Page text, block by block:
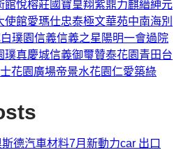
館悅榕莊國寶皇翔紫鼎力麒縉紳元
使館愛瑪仕忠泰極文華苑中南海別
璞園信義信義之星 陽明一會過院
璞真慶城信義御璽贊泰花園 青田台
花園廣場帝景水花園仁愛築綠
德汽車材料7月新動力car 出口